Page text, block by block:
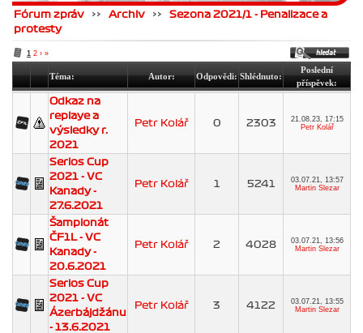
Fórum zpráv >> Archiv >> Sezona 2021/1 - Penalizace a
protesty
1 2 › »
Téma: Autor: Odpovědi: Shlédnuto:
Poslední
příspěvek:
Odkaz na
replaye a
výsledky r.
2021
Petr Kolář 0 2303
21.08.23, 17:15
Petr Kolář
Serios Cup
2021 - VC
Kanady -
27.6.2021
Petr Kolář 1 5241
03.07.21, 13:57
Martin Slezar
Šampionát
ČF1L - VC
Kanady -
20.6.2021
Petr Kolář 2 4028
03.07.21, 13:56
Martin Slezar
Serios Cup
2021 - VC
Ázerbájdžánu
- 13.6.2021
Petr Kolář 3 4122
03.07.21, 13:55
Martin Slezar